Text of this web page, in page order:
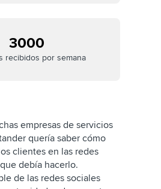
3000
recibidos por semana
empresas de servicios
quería saber cómo
clientes en las redes
debía hacerlo.
de las redes sociales